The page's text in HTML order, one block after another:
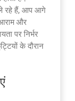
रहे हैं, आप आगे
और
पर निर्भर
के दौरान